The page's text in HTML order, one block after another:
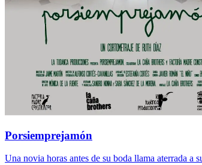
Porsiemprejamón
Una novia horas antes de su boda llama aterrada a